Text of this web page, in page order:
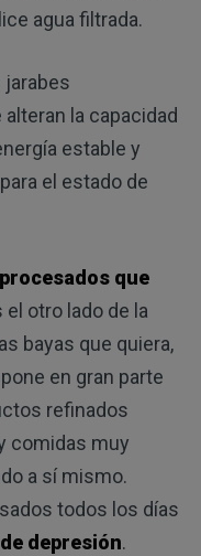
agua filtrada.
jarabes
la capacidad
estable y
el estado de
​​que
el otro lado de la
bayas que quiera,
en gran parte
refinados
comidas muy
a sí mismo.
​​todos los días
depresión.